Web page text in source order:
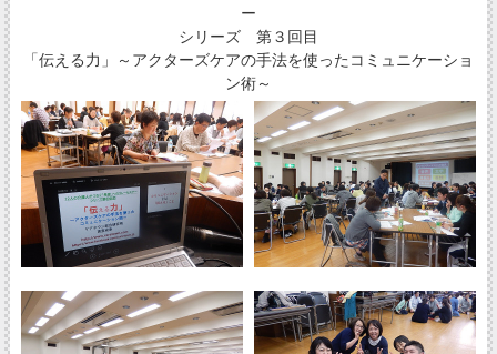
ー
シリーズ 第３回目
「伝える力」～アクターズケアの手法を使ったコミュニケーショ
ン術～